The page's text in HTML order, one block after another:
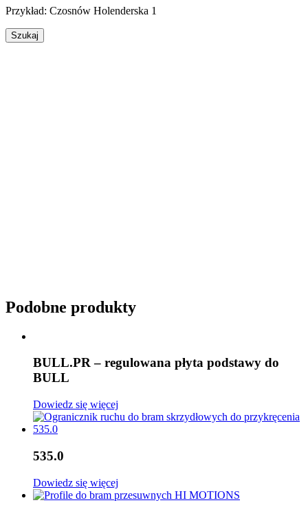
Przykład: Czosnów Holenderska 1
Podobne produkty
BULL.PR – regulowana płyta podstawy do
BULL
Dowiedz się więcej
535.0
Dowiedz się więcej